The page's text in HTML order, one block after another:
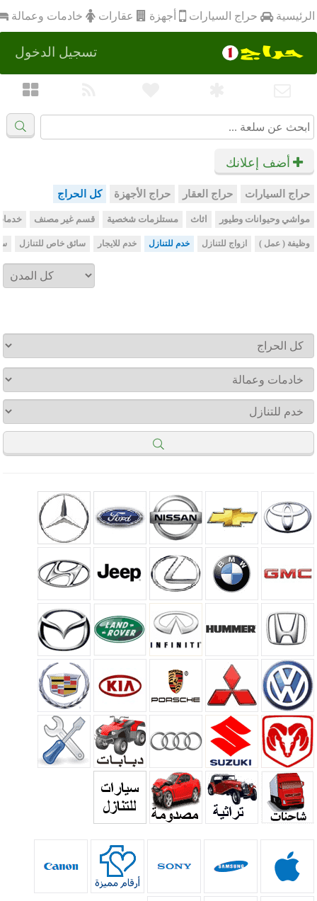
الرئيسية حراج السيارات أجهزة عقارات خادمات وعمالة
تسجيل الدخول
أضف إعلانك
حراج السيارات حراج العقار حراج الأجهزة كل الحراج
مواشي وحيوانات وطيور اثاث مستلزمات شخصية قسم غير مصنف
وظيفة ( عمل ) ازواج للتنازل خدم للتنازل خدم للايجار سائق خاص للتنازل